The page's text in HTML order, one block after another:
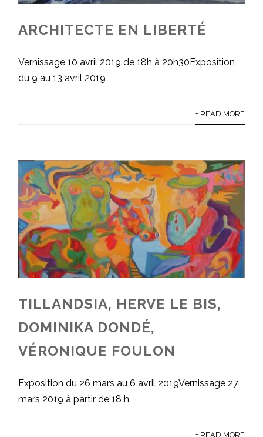
ARCHITECTE EN LIBERTÉ
Vernissage 10 avril 2019 de 18h à 20h30Exposition
du 9 au 13 avril 2019
+ READ MORE
TILLANDSIA, HERVE LE BIS,
DOMINIKA DONDÉ,
VÉRONIQUE FOULON
Exposition du 26 mars au 6 avril 2019Vernissage 27
mars 2019 à partir de 18 h
+ READ MORE